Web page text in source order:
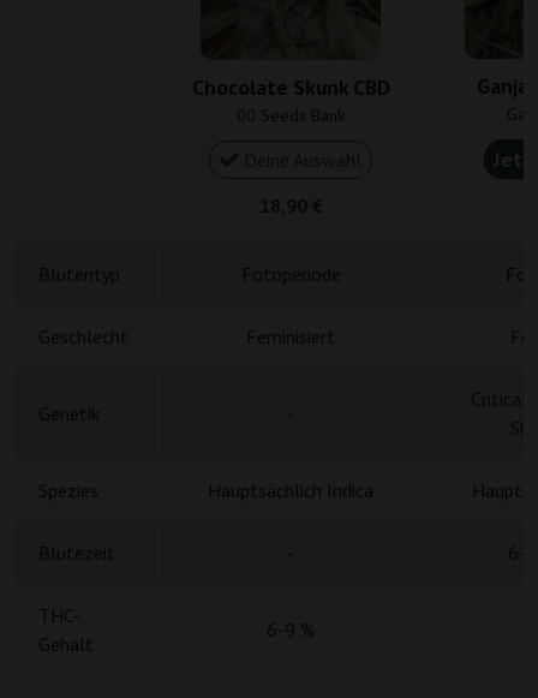
Chocolate Skunk CBD
00 Seeds Bank
Ganja
Geschlecht Feminisiert
Spezies Hauptsächlich Indica
THC-
Gehalt
6-9 %